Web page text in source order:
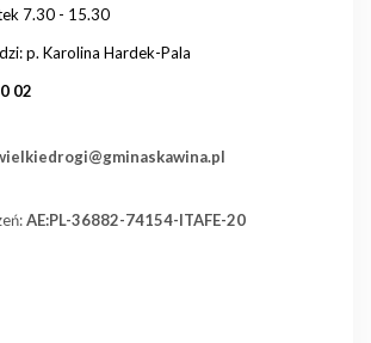
7.30 - 15.30
p. Karolina Hardek-Pala
02
AE:PL-36882-74154-ITAFE-20